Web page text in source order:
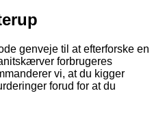
genveje til at efterforske en
forbrugeres
vi, at du kigger
forud for at du